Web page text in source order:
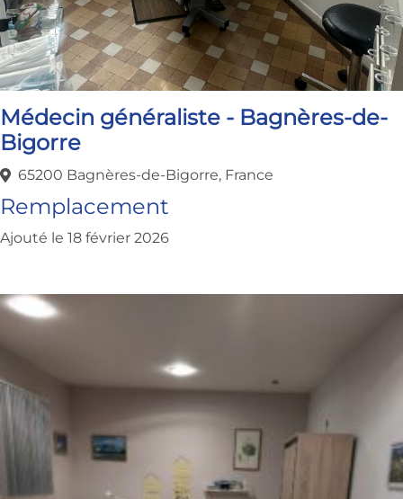
Médecin généraliste - Bagnères-de-
Bigorre
65200 Bagnères-de-Bigorre, France
Remplacement
Ajouté le 18 février 2026